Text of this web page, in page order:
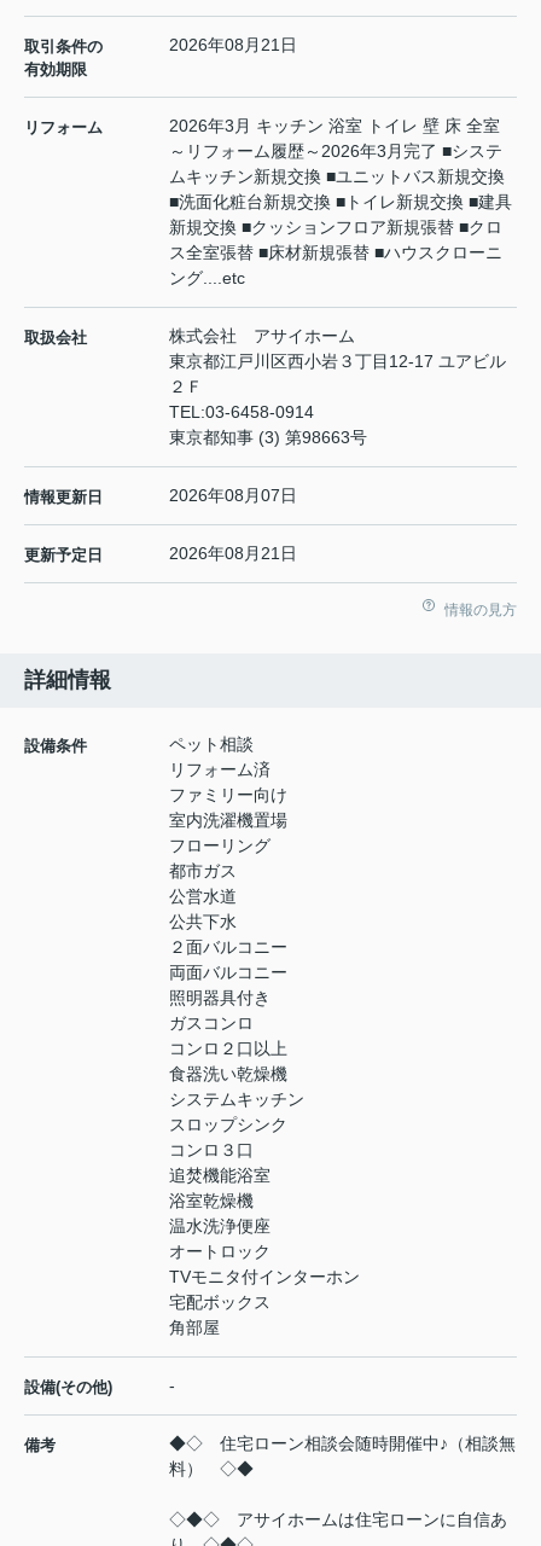
取引条件の
有効期限
2026年08月21日
リフォーム
2026年3月 キッチン 浴室 トイレ 壁 床 全室
～リフォーム履歴～2026年3月完了 ■システ
ムキッチン新規交換 ■ユニットバス新規交換
■洗面化粧台新規交換 ■トイレ新規交換 ■建具
新規交換 ■クッションフロア新規張替 ■クロ
ス全室張替 ■床材新規張替 ■ハウスクローニ
ング....etc
取扱会社
株式会社 アサイホーム
東京都江戸川区西小岩３丁目12-17 ユアビル
２Ｆ
TEL:03-6458-0914
東京都知事 (3) 第98663号
情報更新日 2026年08月07日
更新予定日 2026年08月21日
情報の見方
詳細情報
設備条件
ペット相談
リフォーム済
ファミリー向け
室内洗濯機置場
フローリング
都市ガス
公営水道
公共下水
２面バルコニー
両面バルコニー
照明器具付き
ガスコンロ
コンロ２口以上
食器洗い乾燥機
システムキッチン
スロップシンク
コンロ３口
追焚機能浴室
浴室乾燥機
温水洗浄便座
オートロック
TVモニタ付インターホン
宅配ボックス
角部屋
設備(その他) -
備考
◆◇ 住宅ローン相談会随時開催中♪（相談無
料） ◇◆
◇◆◇ アサイホームは住宅ローンに自信あ